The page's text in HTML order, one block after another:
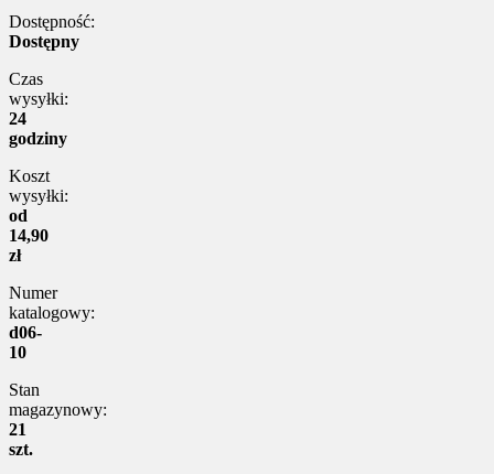
Dostępność:
Dostępny
Czas
wysyłki:
24
godziny
Koszt
wysyłki:
od
14,90
zł
Numer
katalogowy:
d06-
10
Stan
magazynowy:
21
szt.